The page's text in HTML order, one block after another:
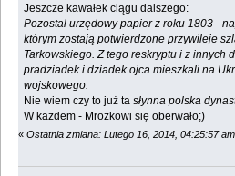
Jeszcze kawałek ciągu dalszego:
Pozostał urzędowy papier z roku 1803 -
którym zostają potwierdzone przywileje
Tarkowskiego. Z tego reskryptu i z innych
pradziadek i dziadek ojca mieszkali na
wojskowego.
Nie wiem czy to już tasłynna polska
W każdem - Mrożkowi się oberwało;)
« Ostatnia zmiana: Lutego 16, 2014, 04:25:57